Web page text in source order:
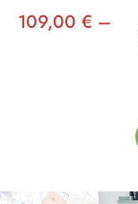
109,00 € –